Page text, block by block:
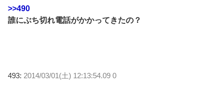
>>490
誰にぶち切れ電話がかかってきたの？
493: 2014/03/01(土) 12:13:54.09 0